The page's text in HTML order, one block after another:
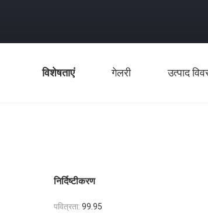
विशेषताएं गेलरी उत्पाद
निर्दिष्टीकरण
पवित्रता: 99.95